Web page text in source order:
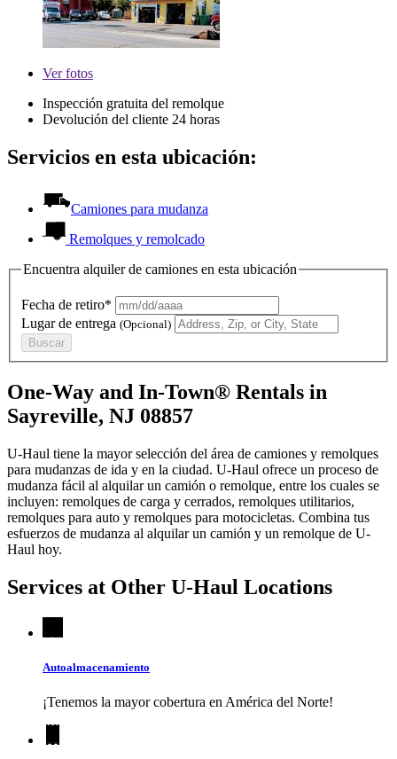
Verfotos
Inspección gratuita del remolque
Devolución del cliente 24 horas
Servicios en esta ubicación:
Camiones para mudanza
Remolques y remolcado
Encuentra alquiler de camiones en esta ubicación
Fecha de retiro*
Lugar de entrega (Opcional)
Buscar
One-Way and In-Town® Rentals in
Sayreville, NJ 08857
U-Haul tiene la mayor selección del área de camiones y remolques
para mudanzas de ida y en la ciudad. U-Haul ofrece un proceso de
mudanza fácil al alquilar un camión o remolque, entre los cuales se
incluyen: remolques de carga y cerrados, remolques utilitarios,
remolques para auto y remolques para motocicletas. Combina tus
esfuerzos de mudanza al alquilar un camión y un remolque de U-
Haul hoy.
Services at Other U-Haul Locations
Autoalmacenamiento
¡Tenemos la mayor cobertura en América del Norte!